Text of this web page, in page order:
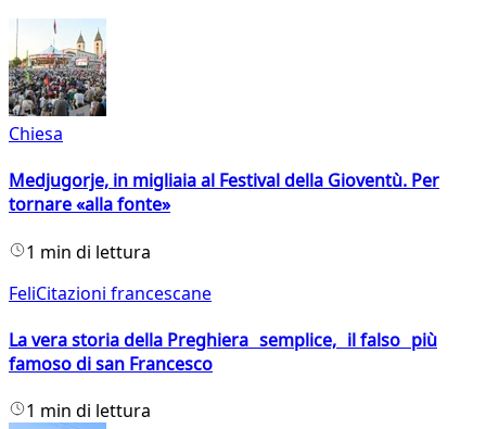
Chiesa
Medjugorje, in migliaia al Festival della Gioventù. Per
tornare «alla fonte»
1 min di lettura
FeliCitazioni francescane
La vera storia della Preghiera semplice, il falso più
famoso di san Francesco
1 min di lettura